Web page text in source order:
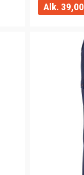
Alk. 39,00